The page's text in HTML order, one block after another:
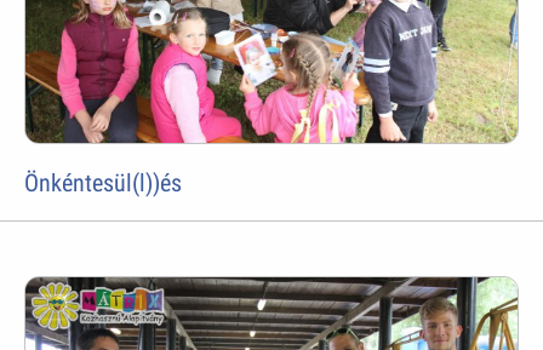
Önkéntesül(l))és